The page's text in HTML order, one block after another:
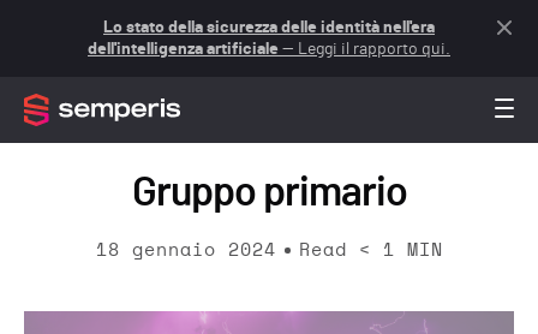
Lo stato della sicurezza delle identità nell'era
dell'intelligenza artificiale — Leggi il rapporto qui.
Gruppo primario
18 gennaio 2024 Read < 1 MIN